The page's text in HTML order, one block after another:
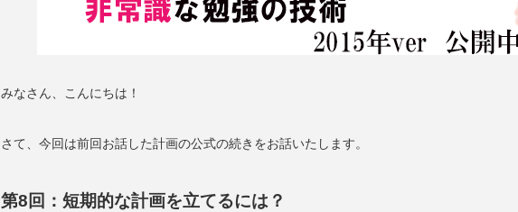
みなさん、こんにちは！
さて、今回は前回お話した計画の公式の続きをお話いたします。
第8回：短期的な計画を立てるには？